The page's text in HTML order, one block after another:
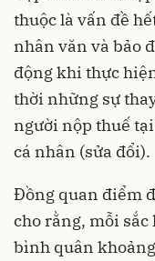
thuộc là vấn đề
nhân văn và bảo
động khi thực
thời những sự
người nộp thuế
cá nhân (sửa đổi).
Đồng quan điểm
cho rằng, mỗi sắc
bình quân